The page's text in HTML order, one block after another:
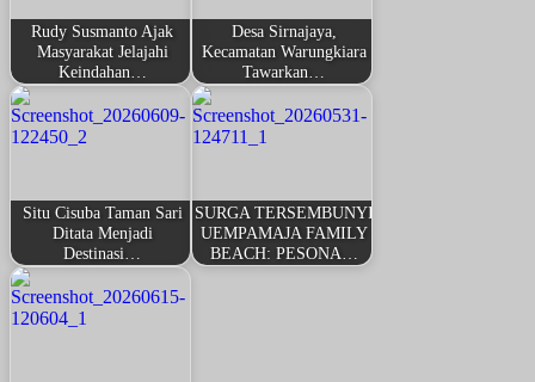
Rudy Susmanto Ajak
Masyarakat Jelajahi
Keindahan…
Desa Sirnajaya,
Kecamatan Warungkiara
Tawarkan…
Situ Cisuba Taman Sari
Ditata Menjadi
Destinasi…
SURGA TERSEMBUNYI
UEMPAMAJA FAMILY
BEACH: PESONA…